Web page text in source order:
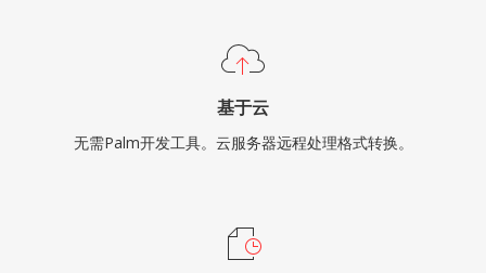
基于云
无需Palm开发工具。云服务器远程处理格式转换。